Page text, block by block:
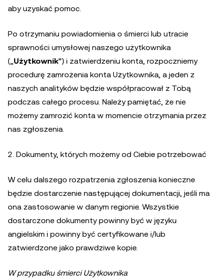
aby uzyskać pomoc.
Po otrzymaniu powiadomienia o śmierci lub utracie
sprawności umysłowej naszego użytkownika
(„Użytkownik”) i zatwierdzeniu konta, rozpoczniemy
procedurę zamrożenia konta Użytkownika, a jeden z
naszych analityków będzie współpracował z Tobą
podczas całego procesu. Należy pamiętać, że nie
możemy zamrozić konta w momencie otrzymania przez
nas zgłoszenia.
2. Dokumenty, których możemy od Ciebie potrzebować
W celu dalszego rozpatrzenia zgłoszenia konieczne
będzie dostarczenie następującej dokumentacji, jeśli ma
ona zastosowanie w danym regionie. Wszystkie
dostarczone dokumenty powinny być w języku
angielskim i powinny być certyfikowane i/lub
zatwierdzone jako prawdziwe kopie.
W przypadku śmierci Użytkownika